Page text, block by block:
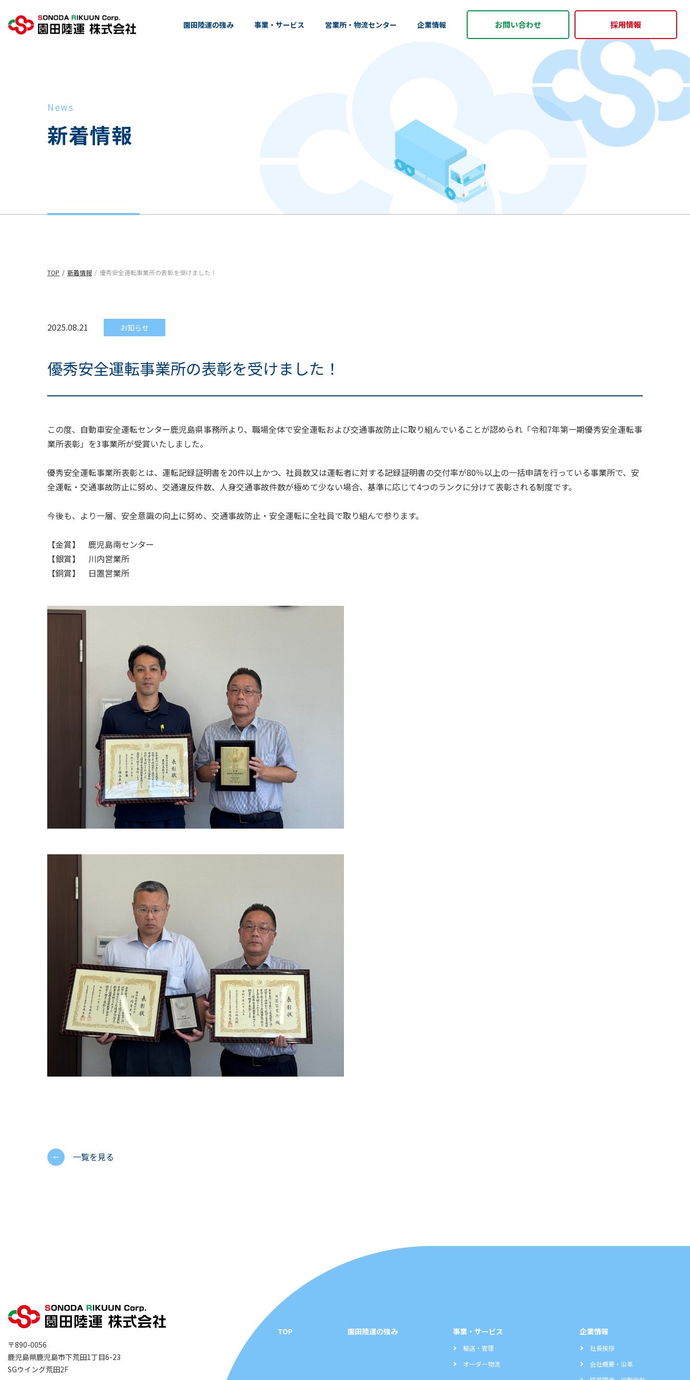
園田陸運の強み 事業・サービス 営業所・物流センター 企業情報 お問い合わせ 採用情報
News
新着情報
TOP 新着情報 優秀安全運転事業所の表彰を受けました！
2025.08.21 お知らせ
優秀安全運転事業所の表彰を受けました！
この度、自動車安全運転センター鹿児島県事務所より、職場全体で安全運転および交通事故防止に取り組んでいることが認められ「令和7年第一期優秀安全運転事
業所表彰」を3事業所が受賞いたしました。
優秀安全運転事業所表彰とは、運転記録証明書を20件以上かつ、社員数又は運転者に対する記録証明書の交付率が80％以上の一括申請を行っている事業所で、安
全運転・交通事故防止に努め、交通違反件数、人身交通事故件数が極めて少ない場合、基準に応じて4つのランクに分けて表彰される制度です。
今後も、より一層、安全意識の向上に努め、交通事故防止・安全運転に全社員で取り組んで参ります。
【金賞】 鹿児島南センター
【銀賞】 川内営業所
【銅賞】 日置営業所
一覧を見る
〒890-0056
鹿児島県鹿児島市下荒田1丁目6-23
SGウイング荒田2F
TOP 園田陸運の強み 事業・サービス
輸送・管理
オーダー物流
企業情報
社長挨拶
会社概要・沿革